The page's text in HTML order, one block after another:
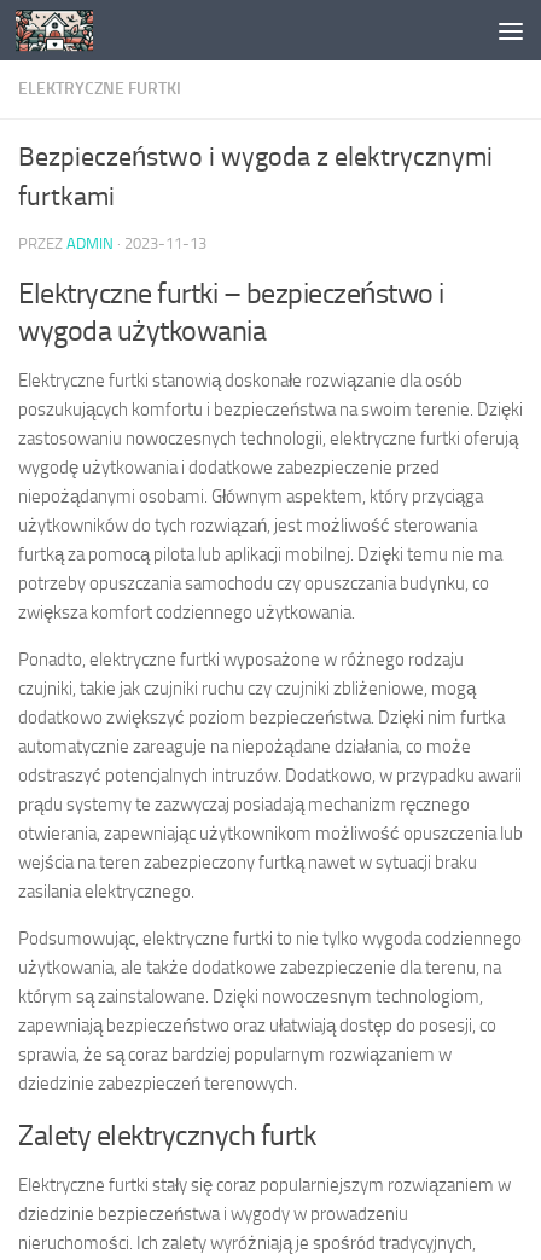
Skip to content
ELEKTRYCZNE FURTKI
Bezpieczeństwo i wygoda z elektrycznymi
furtkami
PRZEZ ADMIN · 2023-11-13
Elektryczne furtki – bezpieczeństwo i
wygoda użytkowania
Elektryczne furtki stanowią doskonałe rozwiązanie dla osób
poszukujących komfortu i bezpieczeństwa na swoim terenie. Dzięki
zastosowaniu nowoczesnych technologii, elektryczne furtki oferują
wygodę użytkowania i dodatkowe zabezpieczenie przed
niepożądanymi osobami. Głównym aspektem, który przyciąga
użytkowników do tych rozwiązań, jest możliwość sterowania
furtką za pomocą pilota lub aplikacji mobilnej. Dzięki temu nie ma
potrzeby opuszczania samochodu czy opuszczania budynku, co
zwiększa komfort codziennego użytkowania.
Ponadto, elektryczne furtki wyposażone w różnego rodzaju
czujniki, takie jak czujniki ruchu czy czujniki zbliżeniowe, mogą
dodatkowo zwiększyć poziom bezpieczeństwa. Dzięki nim furtka
automatycznie zareaguje na niepożądane działania, co może
odstraszyć potencjalnych intruzów. Dodatkowo, w przypadku awarii
prądu systemy te zazwyczaj posiadają mechanizm ręcznego
otwierania, zapewniając użytkownikom możliwość opuszczenia lub
wejścia na teren zabezpieczony furtką nawet w sytuacji braku
zasilania elektrycznego.
Podsumowując, elektryczne furtki to nie tylko wygoda codziennego
użytkowania, ale także dodatkowe zabezpieczenie dla terenu, na
którym są zainstalowane. Dzięki nowoczesnym technologiom,
zapewniają bezpieczeństwo oraz ułatwiają dostęp do posesji, co
sprawia, że są coraz bardziej popularnym rozwiązaniem w
dziedzinie zabezpieczeń terenowych.
Zalety elektrycznych furtk
Elektryczne furtki stały się coraz popularniejszym rozwiązaniem w
dziedzinie bezpieczeństwa i wygody w prowadzeniu
nieruchomości. Ich zalety wyróżniają je spośród tradycyjnych,